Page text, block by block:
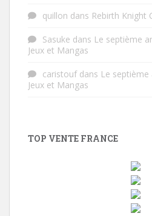
quillon dans Rebirth Knight
Sasuke dans Le septième
Jeux et Mangas
caristoufdans Le
Jeux et Mangas
TOP VENTE FRANCE